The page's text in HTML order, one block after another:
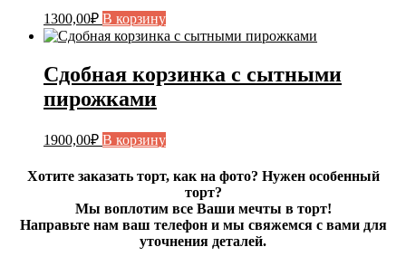
1300,00₽ В корзину
Сдобная корзинка с сытными
пирожками
1900,00₽ В корзину
Хотите заказать торт, как на фото? Нужен особенный
торт?
Мы воплотим все Ваши мечты в торт!
Направьте нам ваш телефон и мы свяжемся с вами для
уточнения деталей.